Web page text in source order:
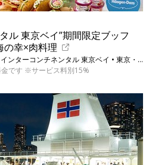
ル 東京ベイ”期間限定ブッフ
の幸×肉料理
シェフズ ライブ キッチン／ホテル インターコンチネンタル 東京ベイ • 東京・港
です ※サービス料別15%